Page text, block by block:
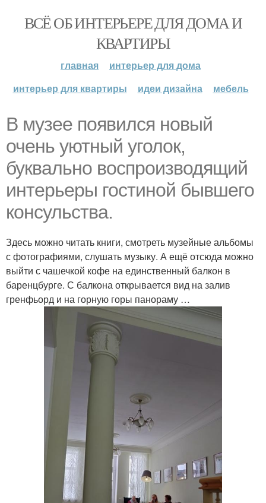
ВСЁ ОБ ИНТЕРЬЕРЕ ДЛЯ ДОМА И
КВАРТИРЫ
главная
интерьер для дома
интерьер для квартиры
идеи дизайна мебель
В музее появился новый
очень уютный уголок,
буквально воспроизводящий
интерьеры гостиной бывшего
консульства.
Здесь можно читать книги, смотреть музейные альбомы
с фотографиями, слушать музыку. А ещё отсюда можно
выйти с чашечкой кофе на единственный балкон в
баренцбурге. С балкона открывается вид на залив
гренфьорд и на горную горы панораму …